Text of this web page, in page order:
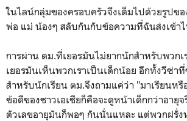
ในไลน์กลุ่มของครอบครัวจึงเต็มไปด้วยรูปข
พ่อ แม่ น้องๆ สลับกันกับข้อความที่ฉันส่งเข้า
การผ่าน ตม.ที่เยอรมันไม่ยากนักสำหรับพวกเ
เยอรมันเห็นพวกเราเป็นเด็กน้อย อีกทั้งวีซ่า
สำหรับนักเรียน ตม.จึงถามแค่ว่า "มาเรียนห
ข้อดีของชาวเอเชียก็คือจะดูหน้าเด็กกว่าอายุ
ตัวเลขอายุมันก็พอๆ กันนั่นแหละ แต่พวกฝรั่